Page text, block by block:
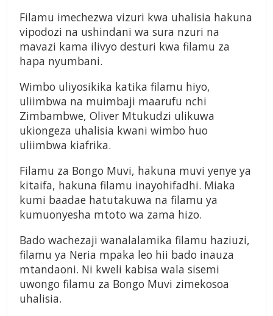
Filamu imechezwa vizuri kwa uhalisia hakuna
vipodozi na ushindani wa sura nzuri na
mavazi kama ilivyo desturi kwa filamu za
hapa nyumbani.
Wimbo uliyosikika katika filamu hiyo,
uliimbwa na muimbaji maarufu nchi
Zimbambwe, Oliver Mtukudzi ulikuwa
ukiongeza uhalisia kwani wimbo huo
uliimbwa kiafrika.
Filamu za Bongo Muvi, hakuna muvi yenye ya
kitaifa, hakuna filamu inayohifadhi. Miaka
kumi baadae hatutakuwa na filamu ya
kumuonyesha mtoto wa zama hizo.
Bado wachezaji wanalalamika filamu haziuzi,
filamu ya Neria mpaka leo hii bado inauza
mtandaoni. Ni kweli kabisa wala sisemi
uwongo filamu za Bongo Muvi zimekosoa
uhalisia.